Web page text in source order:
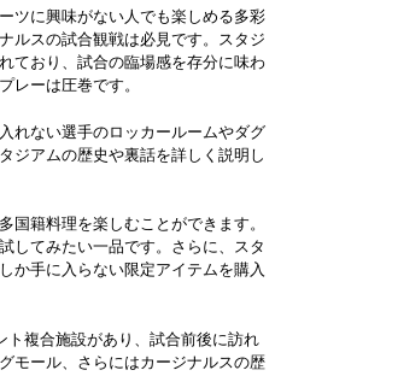
ツに興味がない人でも楽しめる多彩
ルスの試合観戦は必見です。スタジ
ており、試合の臨場感を存分に味わ
レーは圧巻です。
れない選手のロッカールームやダグ
ジアムの歴史や裏話を詳しく説明し
国籍料理を楽しむことができます。
してみたい一品です。さらに、スタ
か手に入らない限定アイテムを購入
ト複合施設があり、試合前後に訪れ
モール、さらにはカージナルスの歴